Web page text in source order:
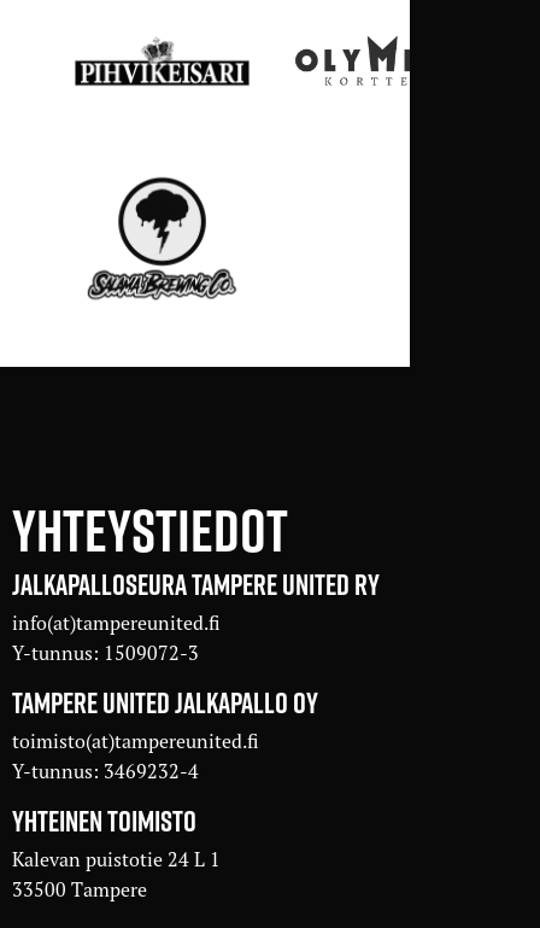
YHTEYSTIEDOT
JALKAPALLOSEURA TAMPERE UNITED RY
info(at)tampereunited.fi
Y-tunnus: 1509072-3
TAMPERE UNITED JALKAPALLO OY
toimisto(at)tampereunited.fi
Y-tunnus: 3469232-4
YHTEINEN TOIMISTO
Kalevan puistotie 24 L 1
33500 Tampere